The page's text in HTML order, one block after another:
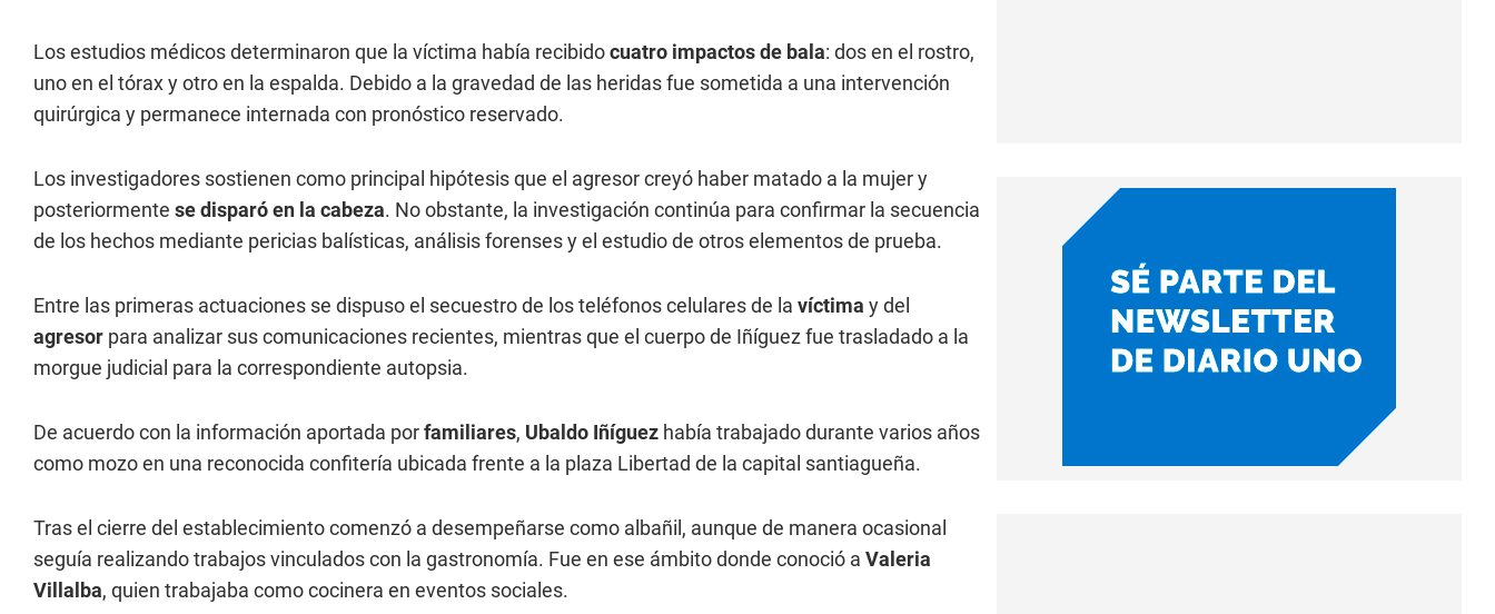
Los estudios médicos determinaron que la víctima había recibidocuatro impactos de bala: dos en el rostro,
uno en el tórax y otro en la espalda. Debido a la gravedad de las heridas fue sometida a una intervención
quirúrgica y permanece internada con pronóstico reservado.
Los investigadores sostienen como principal hipótesis que el agresor creyó haber matado a la mujer y
posteriormente se disparó en la cabeza. No obstante, la investigación continúa para confirmar la secuencia
de los hechos mediante pericias balísticas, análisis forenses y el estudio de otros elementos de prueba.
Entre las primeras actuaciones se dispuso el secuestro de los teléfonos celulares de la víctima y del
agresor para analizar sus comunicaciones recientes, mientras que el cuerpo de Iñíguez fue trasladado a la
morgue judicial para la correspondiente autopsia.
De acuerdo con la información aportada porfamiliares, Ubaldo Iñíguez había trabajado durante varios años
como mozo en una reconocida confitería ubicada frente a la plaza Libertad de la capital santiagueña.
Tras el cierre del establecimiento comenzó a desempeñarse como albañil, aunque de manera ocasional
seguía realizando trabajos vinculados con la gastronomía. Fue en ese ámbito donde conoció a Valeria
Villalba, quien trabajaba como cocinera en eventos sociales.